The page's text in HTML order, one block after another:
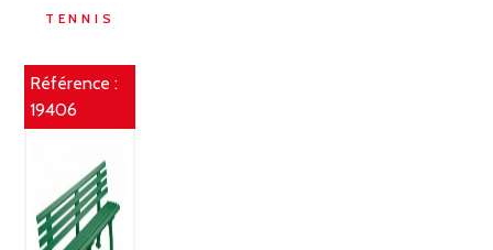
TENNIS
Référence :
19406